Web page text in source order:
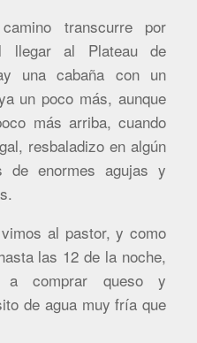
transcurre por
llegar al Plateau de
una cabaña con un
un poco más, aunque
más arriba, cuando
resbaladizo en algún
de enormes agujas y
al pastor, y como
las 12 de la noche,
comprar queso y
de agua muy fría que